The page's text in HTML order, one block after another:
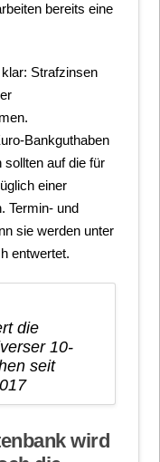
bereits eine
Strafzinsen
Bankguthaben
auf die für
einer
Termin- und
sie werden unter
entwertet.
die
10-
seit
wird